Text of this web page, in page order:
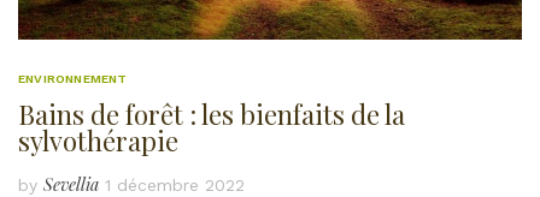
ENVIRONNEMENT
Bains de forêt : les bienfaits de la
sylvothérapie
by Sevellia 1 décembre 2022